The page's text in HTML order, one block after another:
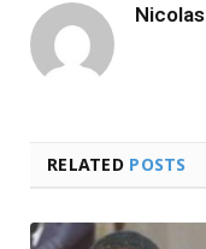
Nicolas
RELATED POSTS